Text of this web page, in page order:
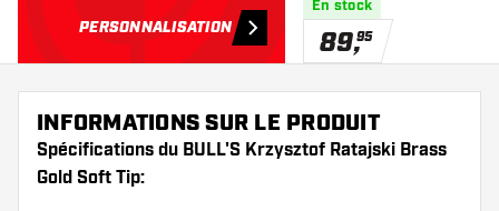
PERSONNALISATION
En stock
89,95
INFORMATIONS SUR LE PRODUIT
Spécifications du BULL'S Krzysztof Ratajski Brass
Gold Soft Tip: